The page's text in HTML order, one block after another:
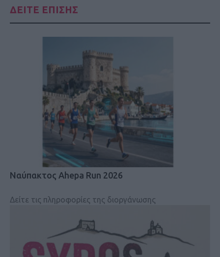
ΔΕΙΤΕ ΕΠΙΣΗΣ
Ναύπακτος Ahepa Run 2026
Δείτε τις πληροφορίες της διοργάνωσης